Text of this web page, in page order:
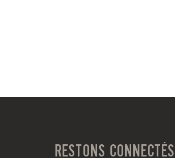
RESTONS CONNECTÉS